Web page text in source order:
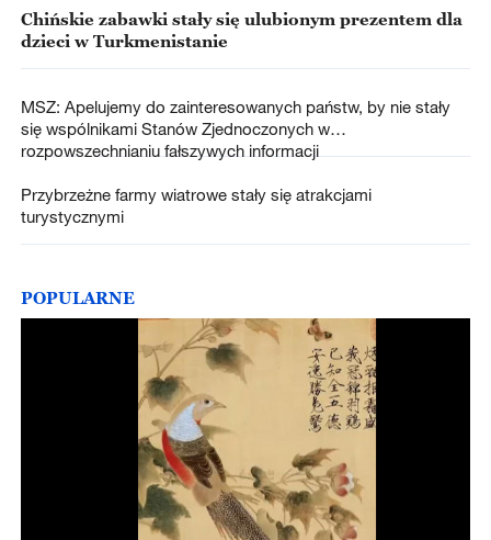
Chińskie zabawki stały się ulubionym prezentem dla
dzieci w Turkmenistanie
MSZ: Apelujemy do zainteresowanych państw, by nie stały
się wspólnikami Stanów Zjednoczonych w
rozpowszechnianiu fałszywych informacji
Przybrzeżne farmy wiatrowe stały się atrakcjami
turystycznymi
POPULARNE